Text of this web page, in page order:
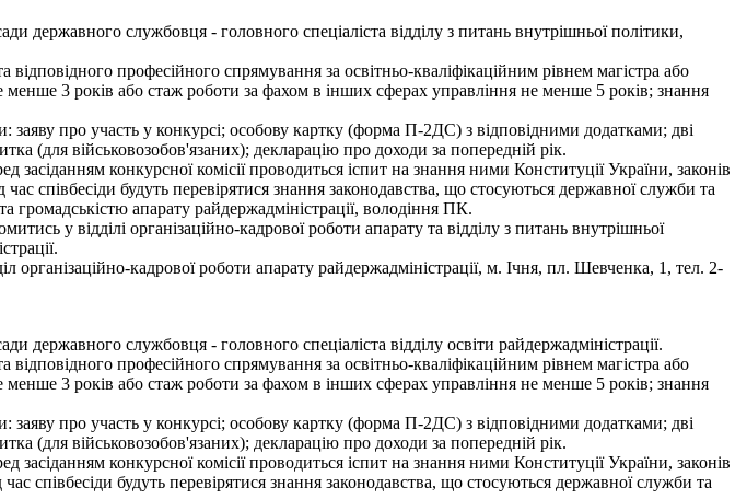
державного службовця - головного спеціаліста відділу з питань внутрішньої політики,
професійного спрямування за освітньо-кваліфікаційним рівнем магістра або
менше 3 років або стаж роботи за фахом в інших сферах управління не менше 5 років; знання
заяву про участь у конкурсі; особову картку (форма П-2ДС) з відповідними додатками; дві
(для військовозобов'язаних); декларацію про доходи за попередній рік.
конкурсної комісії проводиться іспит на знання ними Конституції України, законів
співбесіди будуть перевірятися знання законодавства, що стосуються державної служби та
громадськістю апарату райдержадміністрації, володіння ПК.
у відділі організаційно-кадрової роботи апарату та відділу з питань внутрішньої
кадрової роботи апарату райдержадміністрації, м. Ічня, пл. Шевченка, 1, тел. 2-
державного службовця - головного спеціаліста відділу освіти райдержадміністрації.
професійного спрямування за освітньо-кваліфікаційним рівнем магістра або
менше 3 років або стаж роботи за фахом в інших сферах управління не менше 5 років; знання
заяву про участь у конкурсі; особову картку (форма П-2ДС) з відповідними додатками; дві
(для військовозобов'язаних); декларацію про доходи за попередній рік.
конкурсної комісії проводиться іспит на знання ними Конституції України, законів
співбесіди будуть перевірятися знання законодавства, що стосуються державної служби та